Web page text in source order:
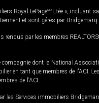
Royal LePageMD Ltée », incluant
et sont gérés par Bridgemarq
par les membres
dont la National
en tant que membres de l'ACI.
de l'ACI.
les Services immobiliers